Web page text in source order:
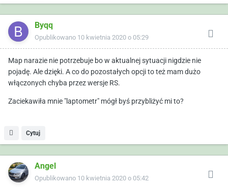
Byqq
Opublikowano 10 kwietnia 2020 o 05:29
Map narazie nie potrzebuje bo w aktualnej sytuacji nigdzie nie
pojadę. Ale dzięki. A co do pozostałych opcji to też mam dużo
włączonych chyba przez wersje RS.
Zaciekawiła mnie "laptometr" mógł byś przybliżyć mi to?
Cytuj
Angel
Opublikowano 10 kwietnia 2020 o 05:42